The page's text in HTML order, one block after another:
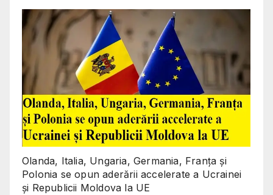
Olanda, Italia, Ungaria, Germania, Franța și
Polonia se opun aderării accelerate a Ucrainei
și Republicii Moldova la UE